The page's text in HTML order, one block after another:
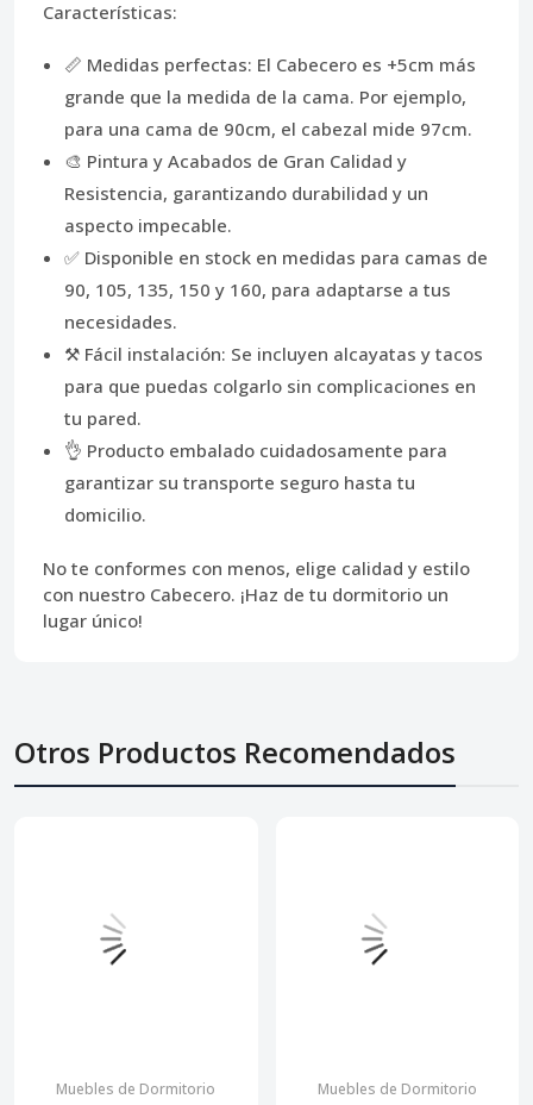
Características:
📏 Medidas perfectas: El Cabecero es +5cm más
grande que la medida de la cama. Por ejemplo,
para una cama de 90cm, el cabezal mide 97cm.
🎨 Pintura y Acabados de Gran Calidad y
Resistencia, garantizando durabilidad y un
aspecto impecable.
✅ Disponible en stock en medidas para camas de
90, 105, 135, 150 y 160, para adaptarse a tus
necesidades.
⚒️ Fácil instalación: Se incluyen alcayatas y tacos
para que puedas colgarlo sin complicaciones en
tu pared.
👌 Producto embalado cuidadosamente para
garantizar su transporte seguro hasta tu
domicilio.
No te conformes con menos, elige calidad y estilo
con nuestro Cabecero. ¡Haz de tu dormitorio un
lugar único!
Otros Productos Recomendados
Muebles de Dormitorio Muebles de Dormitorio